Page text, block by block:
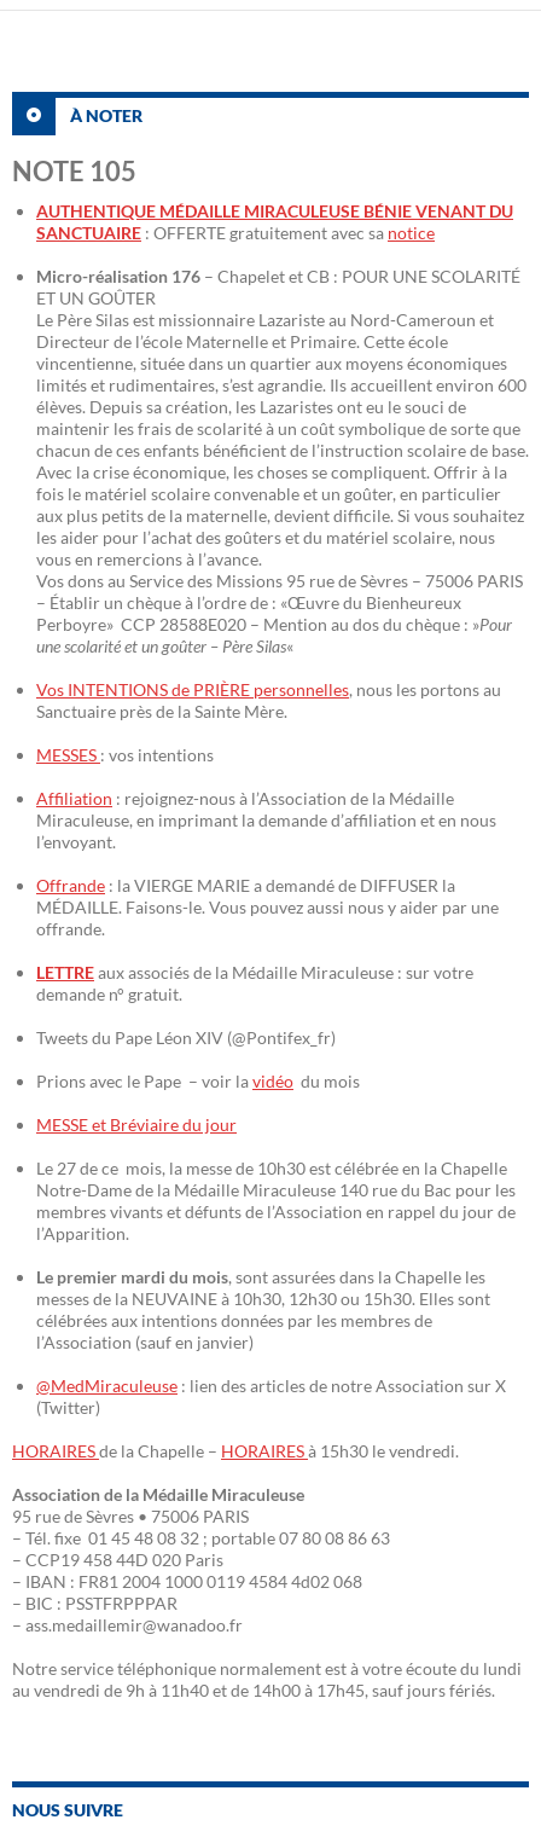
À NOTER
NOTE 105
AUTHENTIQUE MÉDAILLE MIRACULEUSE BÉNIE VENANT DU
SANCTUAIRE : OFFERTE gratuitement avec sa notice
Micro-réalisation 176 – Chapelet et CB : POUR UNE SCOLARITÉ
ET UN GOÛTER
Le Père Silas est missionnaire Lazariste au Nord-Cameroun et
Directeur de l’école Maternelle et Primaire. Cette école
vincentienne, située dans un quartier aux moyens économiques
limités et rudimentaires, s’est agrandie. Ils accueillent environ 600
élèves. Depuis sa création, les Lazaristes ont eu le souci de
maintenir les frais de scolarité à un coût symbolique de sorte que
chacun de ces enfants bénéficient de l’instruction scolaire de base.
Avec la crise économique, les choses se compliquent. Offrir à la
fois le matériel scolaire convenable et un goûter, en particulier
aux plus petits de la maternelle, devient difficile. Si vous souhaitez
les aider pour l’achat des goûters et du matériel scolaire, nous
vous en remercions à l’avance.
Vos dons au Service des Missions 95 rue de Sèvres – 75006 PARIS
– Établir un chèque à l’ordre de : «Œuvre du Bienheureux
Perboyre» CCP 28588E020 – Mention au dos du chèque : »Pour
une scolarité et un goûter – Père Silas«
Vos INTENTIONS de PRIÈRE personnelles, nous les portons au
Sanctuaire près de la Sainte Mère.
MESSES : vos intentions
Affiliation : rejoignez-nous à l’Association de la Médaille
Miraculeuse, en imprimant la demande d’affiliation et en nous
l’envoyant.
Offrande : la VIERGE MARIE a demandé de DIFFUSER la
MÉDAILLE. Faisons-le. Vous pouvez aussi nous y aider par une
offrande.
LETTREaux associés de la Médaille Miraculeuse : sur votre
demande n° gratuit.
Tweets du Pape Léon XIV (@Pontifex_fr)
Prions avec le Pape – voir lavidéo du mois
MESSE et Bréviaire du jour
Le 27 de ce mois, la messe de 10h30 est célébrée en la Chapelle
Notre-Dame de la Médaille Miraculeuse 140 rue du Bac pour les
membres vivants et défunts de l’Association en rappel du jour de
l’Apparition.
Le premier mardi du mois, sont assurées dans la Chapelle les
messes de la NEUVAINE à 10h30, 12h30 ou 15h30. Elles sont
célébrées aux intentions données par les membres de
l’Association (sauf en janvier)
@MedMiraculeuse : lien des articles de notre Association sur X
(Twitter)
HORAIRESde la Chapelle – HORAIRESà 15h30 le vendredi.
Association de la Médaille Miraculeuse
95 rue de Sèvres • 75006 PARIS
– Tél. fixe 01 45 48 08 32 ; portable 07 80 08 86 63
– CCP19 458 44D 020 Paris
– IBAN : FR81 2004 1000 0119 4584 4d02 068
– BIC : PSSTFRPPPAR
– ass.medaillemir@wanadoo.fr
Notre service téléphonique normalement est à votre écoute du lundi
au vendredi de 9h à 11h40 et de 14h00 à 17h45, sauf jours fériés.
NOUS SUIVRE